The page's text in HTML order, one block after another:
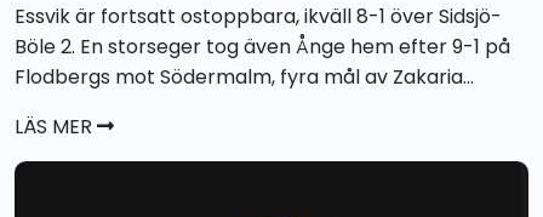
Essvik är fortsatt ostoppbara, ikväll 8-1 över Sidsjö-
Böle 2. En storseger tog även Ånge hem efter 9-1 på
Flodbergs mot Södermalm, fyra mål av Zakaria...
LÄS MER